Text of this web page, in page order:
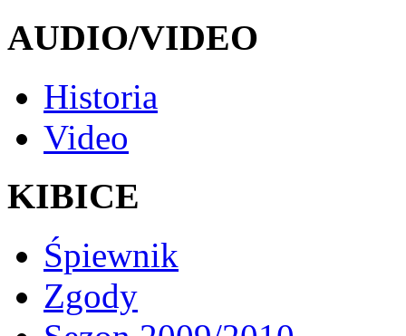
AUDIO/VIDEO
Historia
Video
KIBICE
Śpiewnik
Zgody